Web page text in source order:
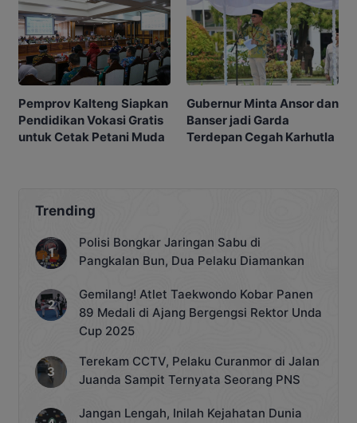
Pemprov Kalteng Siapkan
Pendidikan Vokasi Gratis
untuk Cetak Petani Muda
Gubernur Minta Ansor dan
Banser jadi Garda
Terdepan Cegah Karhutla
Trending
Polisi Bongkar Jaringan Sabu di
Pangkalan Bun, Dua Pelaku Diamankan
Gemilang! Atlet Taekwondo Kobar Panen
89 Medali di Ajang Bergengsi Rektor Unda
Cup 2025
Terekam CCTV, Pelaku Curanmor di Jalan
Juanda Sampit Ternyata Seorang PNS
Jangan Lengah, Inilah Kejahatan Dunia